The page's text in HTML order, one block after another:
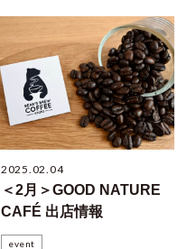
2025.02.04
＜2月＞GOOD NATURE
CAFÉ 出店情報
event